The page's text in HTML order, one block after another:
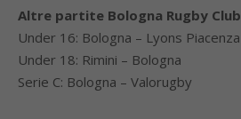
Altre partite Bologna Rugby Club
Under 16: Bologna – Lyons Piacenza
Under 18: Rimini – Bologna
Serie C: Bologna – Valorugby